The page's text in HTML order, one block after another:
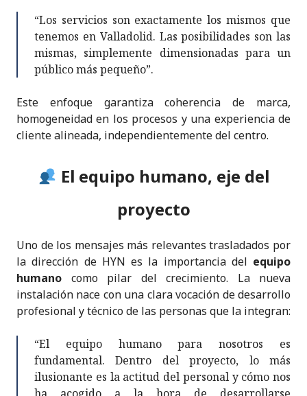
“Los servicios son exactamente los mismos que
tenemos en Valladolid. Las posibilidades son las
mismas, simplemente dimensionadas para un
público más pequeño”.
Este enfoque garantiza coherencia de marca,
homogeneidad en los procesos y una experiencia de
cliente alineada, independientemente del centro.
El equipo humano, eje del
proyecto
Uno de los mensajes más relevantes trasladados por
la dirección de HYN es la importancia del equipo
humano como pilar del crecimiento. La nueva
instalación nace con una clara vocación de desarrollo
profesional y técnico de las personas que la integran:
“El equipo humano para nosotros es
fundamental. Dentro del proyecto, lo más
ilusionante es la actitud del personal y cómo nos